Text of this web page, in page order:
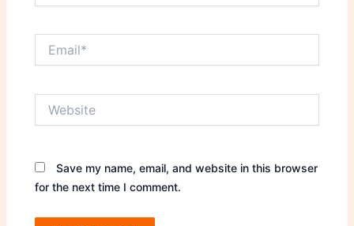
Save my name, email, and website in this browser
for the next time I comment.